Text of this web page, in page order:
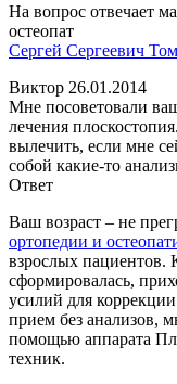
На вопрос отвечает
остеопат
Сергей Сергеевич
Виктор 26.01.2014
Мне посоветовали
лечения
вылечить, если мне
собой какие-то
Ответ
Ваш возраст – не
ортопедии и
взрослых пациентов.
сформировалась,
усилий для
прием без анализов,
помощью аппарата
техник.